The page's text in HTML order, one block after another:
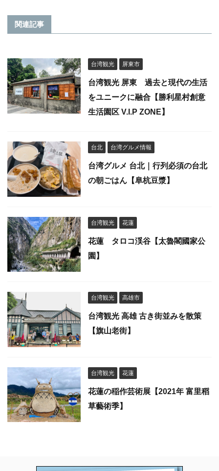
関連記事
台湾観光 屏東市
台湾観光 屏東 過去と現代の生活
をユニークに融合【勝利星村創意
生活園区 V.I.P ZONE】
台北 台湾グルメ情報
台湾グルメ 台北｜行列必須の台北
の朝ごはん【阜杭豆漿】
台湾観光 花蓮
花蓮 タロコ渓谷【太魯閣國家公
園】
台湾観光 高雄市
台湾観光 高雄 古き街並みを散策
【旗山老街】
台湾観光 花蓮
花蓮の稲作芸術展【2021年 富里稻
草藝術季】